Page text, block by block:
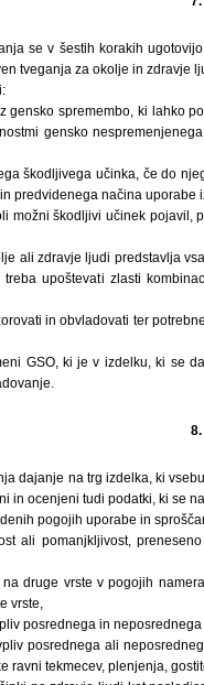
se v šestih korakih
tveganja za okolje in zdravje
gensko spremembo, ki lahko
gensko
škodljivega učinka, če do
predvidenega načina uporabe
možni škodljivi učinek pojavil,
ali zdravje ljudi predstavlja
upoštevati zlasti
in obvladovati ter
GSO, ki je v izdelku, ki se
dajanje na trg izdelka, ki
in ocenjeni tudi podatki, ki se
pogojih uporabe in
ali pomanjkljivost,
druge vrste v pogojih
vrste,
posrednega in
posrednega ali
ravni tekmecev, plenjenja,